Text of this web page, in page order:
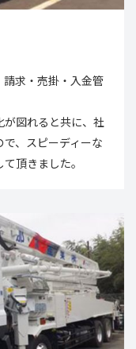
求・売掛・入金管
が図れると共に、社
、スピーディーな
頂きました。